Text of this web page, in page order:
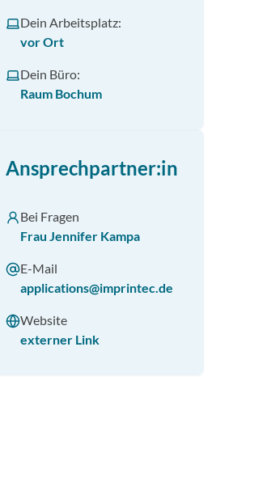
Dein Arbeitsplatz:
vor Ort
Dein Büro:
Raum Bochum
Ansprechpartner:in
Bei Fragen
Frau Jennifer Kampa
E-Mail
applications@imprintec.de
Website
externer Link